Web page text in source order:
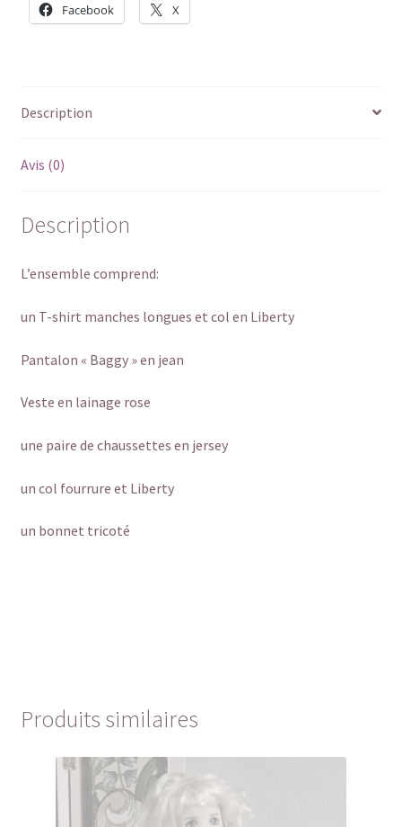
Facebook X
Description
Avis (0)
Description
L’ensemble comprend:
un T-shirt manches longues et col en Liberty
Pantalon « Baggy » en jean
Veste en lainage rose
une paire de chaussettes en jersey
un col fourrure et Liberty
un bonnet tricoté
Produits similaires